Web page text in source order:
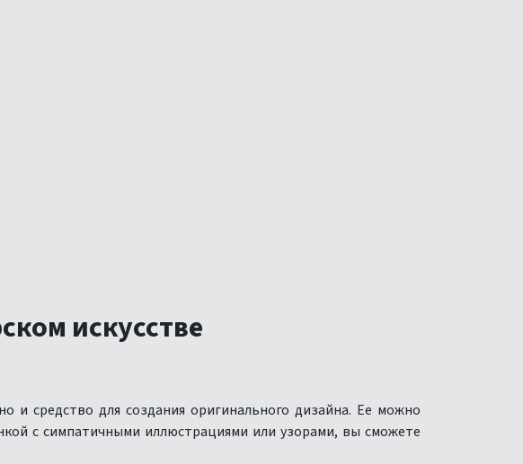
искусстве
средство для создания оригинального дизайна. Ее можно
с симпатичными иллюстрациями или узорами, вы сможете